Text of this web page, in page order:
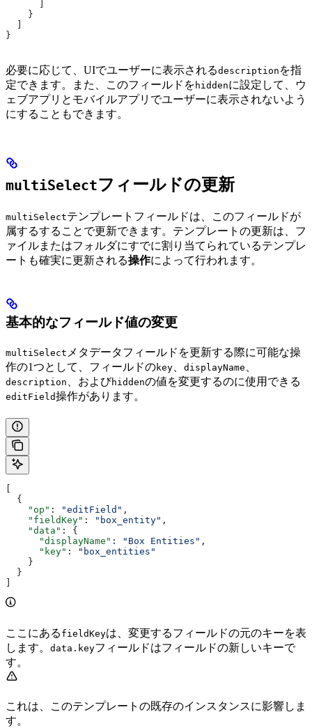
    }
}
必要に応じて、UIでユーザーに表示されるdescription を指
定できます。また、このフィールドを hiddenに設定して、ウ
ェブアプリとモバイルアプリでユーザーに表示されないよう
にすることもできます。
multiSelectフィールドの更新
multiSelectテンプレートフィールドは、このフィールドが
属するすることで更新できます。テンプレートの更新は、フ
ァイルまたはフォルダにすでに割り当てられているテンプレ
ートも確実に更新される操作によって行われます。
基本的なフィールド値の変更
multiSelect メタデータフィールドを更新する際に可能な操
作の1つとして、フィールドのkey displayName
description 、およびhiddenの値を変更するのに使用できる
editField操作があります。
  {
    "op"
: "editField" ,
    "fieldKey"
: "box_entity" ,
    "data"
: {
      "displayName"
: "Box Entities" ,
      "key"
:
"box_entities"
    }
  }
ここにある fieldKeyは、変更するフィールドの元のキーを表
します。 data.keyフィールドはフィールドの新しいキーで
す。
これは、このテンプレートの既存のインスタンスに影響しま
す。